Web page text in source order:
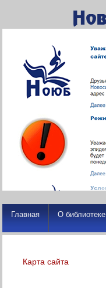
Главная О библиотеке
Карта сайта